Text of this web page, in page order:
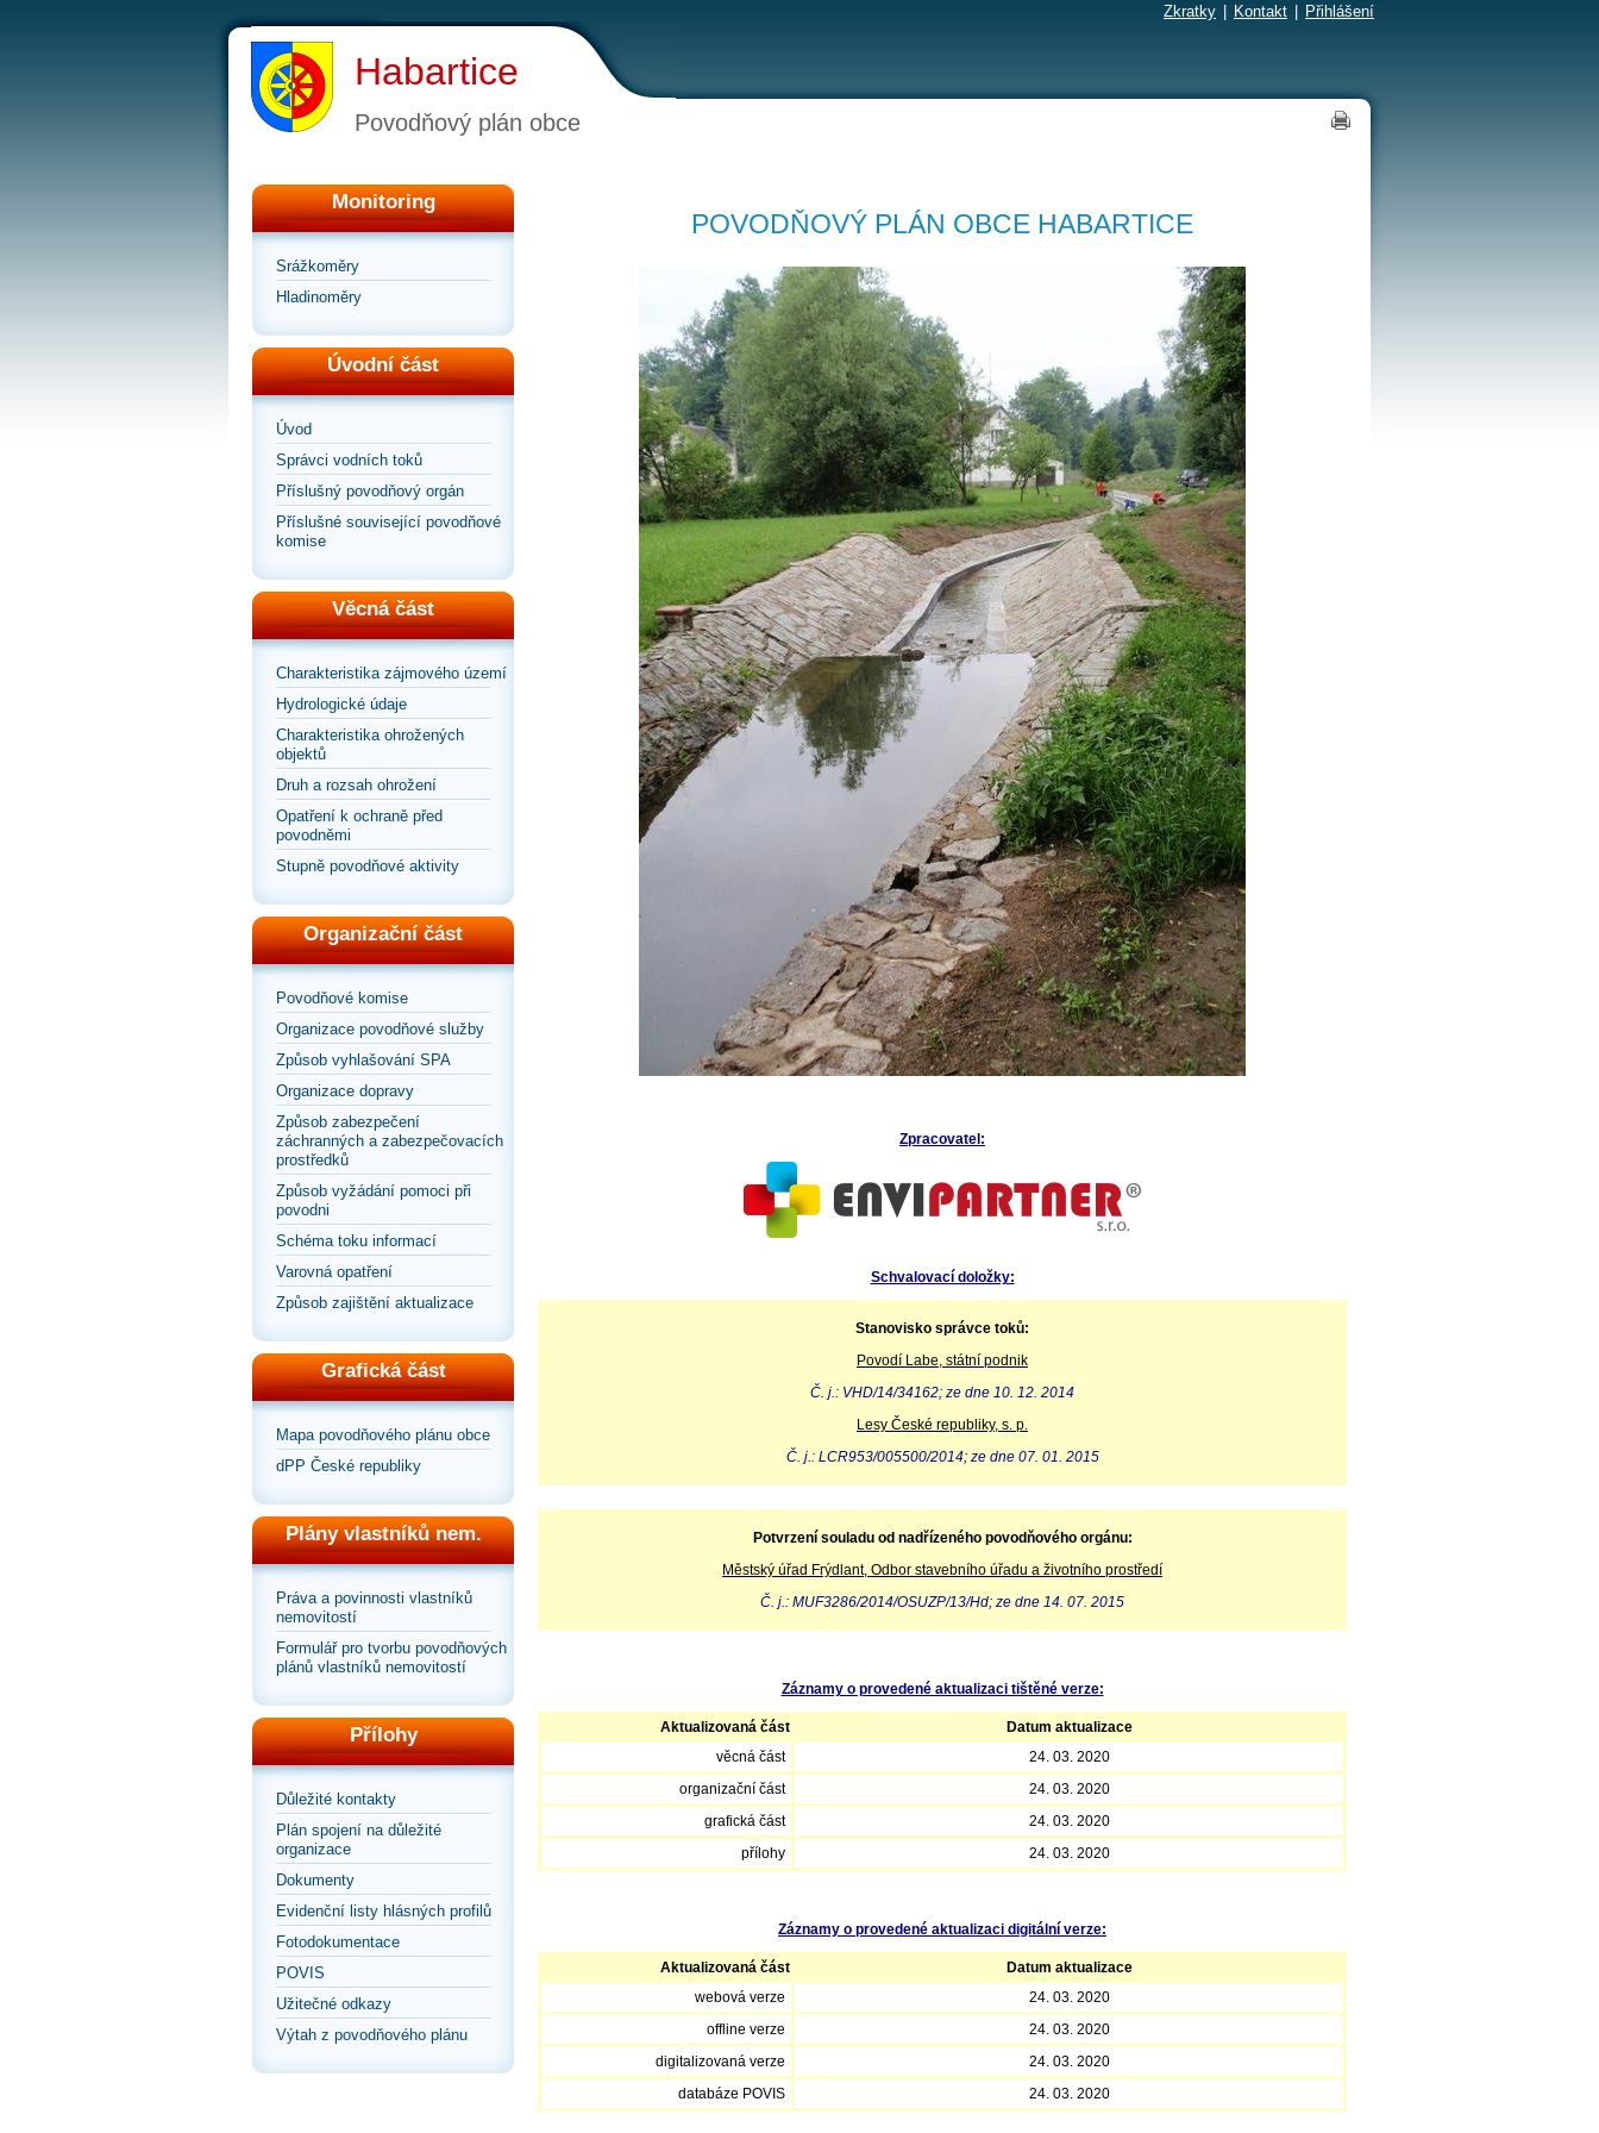
Zkratky Kontakt Přihlášení
Habartice
Povodňový plán obce
Monitoring
Srážkoměry
Hladinoměry
Úvodní část
Úvod
Správci vodních toků
Příslušný povodňový orgán
Příslušné související povodňové
komise
Věcná část
Charakteristika zájmového území
Hydrologické údaje
Charakteristika ohrožených
objektů
Druh a rozsah ohrožení
Opatření k ochraně před
povodněmi
Stupně povodňové aktivity
Organizační část
Povodňové komise
Organizace povodňové služby
Způsob vyhlašování SPA
Organizace dopravy
Způsob zabezpečení
záchranných a zabezpečovacích
prostředků
Způsob vyžádání pomoci při
povodni
Schéma toku informací
Varovná opatření
Způsob zajištění aktualizace
Grafická část
Mapa povodňového plánu obce
dPP České republiky
Plány vlastníků nem.
Práva a povinnosti vlastníků
nemovitostí
Formulář pro tvorbu povodňových
plánů vlastníků nemovitostí
Přílohy
Důležité kontakty
Plán spojení na důležité
organizace
Dokumenty
Evidenční listy hlásných profilů
Fotodokumentace
POVIS
Užitečné odkazy
Výtah z povodňového plánu
POVODŇOVÝ PLÁN OBCE HABARTICE
Zpracovatel:
Schvalovací doložky:
Stanovisko správce toků:
Povodí Labe, státní podnik
Č. j.: VHD/14/34162; ze dne 10. 12. 2014
Lesy České republiky, s. p.
Č. j.: LCR953/005500/2014; ze dne 07. 01. 2015
Potvrzení souladu od nadřízeného povodňového orgánu:
Městský úřad Frýdlant, Odbor stavebního úřadu a životního prostředí
Č. j.: MUF3286/2014/OSUZP/13/Hd; ze dne 14. 07. 2015
Záznamy o provedené aktualizaci tištěné verze:
Aktualizovaná část
Datum aktualizace
věcná část
24. 03. 2020
organizační část
24. 03. 2020
grafická část
24. 03. 2020
přílohy
24. 03. 2020
Záznamy o provedené aktualizaci digitální verze:
Aktualizovaná část
Datum aktualizace
webová verze
24. 03. 2020
offline verze
24. 03. 2020
digitalizovaná verze
24. 03. 2020
databáze POVIS
24. 03. 2020